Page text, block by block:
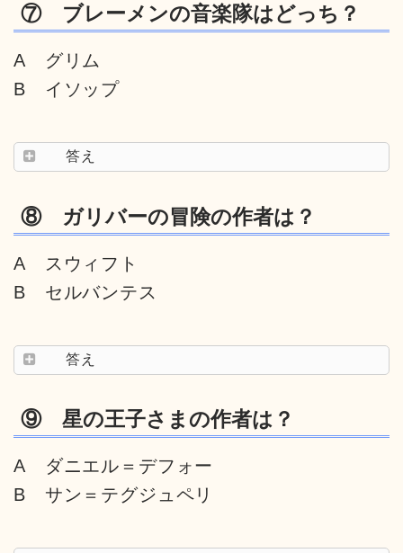
⑦ ブレーメンの音楽隊はどっち？
A グリム
B イソップ
答え
⑧ ガリバーの冒険の作者は？
A スウィフト
B セルバンテス
答え
⑨ 星の王子さまの作者は？
A ダニエル＝デフォー
B サン＝テグジュペリ